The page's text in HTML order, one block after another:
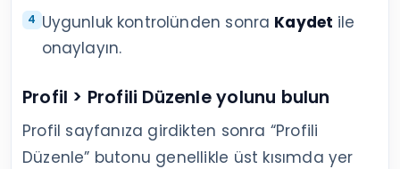
Uygunluk kontrolünden sonra Kaydet ile
onaylayın.
Profil > Profili Düzenle yolunu bulun
Profil sayfanıza girdikten sonra “Profili
Düzenle” butonu genellikle üst kısımda yer